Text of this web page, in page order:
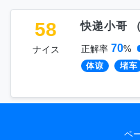
58
ナイス
快递小哥 （
正解率 70%
体谅 堵车
ペ